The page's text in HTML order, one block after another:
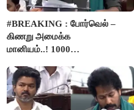
#BREAKING : போர்வெல் –
கிணறு அமைக்க
மானியம்..! 1000
பம்புசெட் வழங்கப்படும்..!